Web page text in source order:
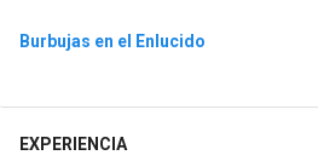
Burbujas en el Enlucido
EXPERIENCIA